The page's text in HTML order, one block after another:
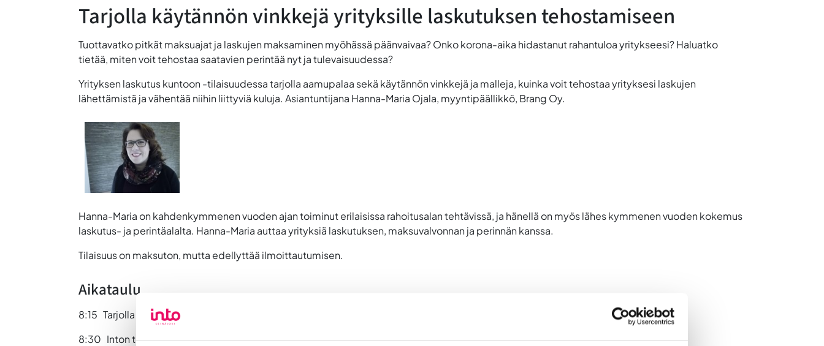
Tarjolla käytännön vinkkejä yrityksille laskutuksen tehostamiseen
Tuottavatko pitkät maksuajat ja laskujen maksaminen myöhässä päänvaivaa? Onko korona-aika hidastanut rahantuloa yritykseesi? Haluatko
tietää, miten voit tehostaa saatavien perintää nyt ja tulevaisuudessa?
Yrityksen laskutus kuntoon -tilaisuudessa tarjolla aamupalaa sekä käytännön vinkkejä ja malleja, kuinka voit tehostaa yrityksesi laskujen
lähettämistä ja vähentää niihin liittyviä kuluja. Asiantuntijana Hanna-Maria Ojala, myyntipäällikkö, Brang Oy.
Hanna-Maria on kahdenkymmenen vuoden ajan toiminut erilaisissa rahoitusalan tehtävissä, ja hänellä on myös lähes kymmenen vuoden kokemus
laskutus- ja perintäalalta. Hanna-Maria auttaa yrityksiä laskutuksen, maksuvalvonnan ja perinnän kanssa.
Tilaisuus on maksuton, mutta edellyttää ilmoittautumisen.
Aikataulu
8:15 Tarjolla aamupalaa
8:30 Inton tervetulotoivotus